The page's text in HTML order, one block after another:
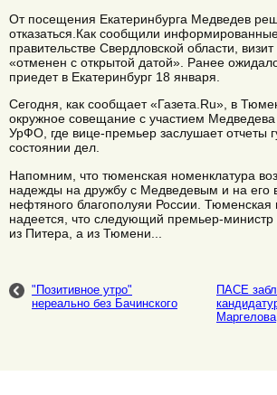
От посещения Екатеринбурга Медведев
отказаться.Как сообщили
правительстве Свердловской области,
«отменен с открытой датой». Ранее
приедет в Екатеринбург 18 января.
Сегодня, как сообщает «Газета.Ru», в
окружное совещание с участием Медведева
УрФО, где вице-премьер заслушает отчеты
состоянии дел.
Напомним, что тюменская номенклатура
надежды на дружбу с Медведевым и на его
нефтяного благополуяи России. Тюменская
надеется, что следующий премьер-министр
из Питера, а из Тюмени...
"Позитивное утро"
нереально без Бачинского
ПАСЕ
Маргелова